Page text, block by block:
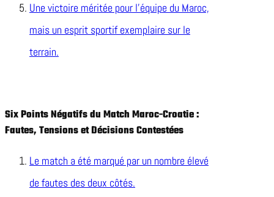
Une victoire méritée pour l’équipe du Maroc,
mais un esprit sportif exemplaire sur le
terrain.
Six Points Négatifs du Match Maroc-Croatie :
Fautes, Tensions et Décisions Contestées
Le match a été marqué par un nombre élevé
de fautes des deux côtés.